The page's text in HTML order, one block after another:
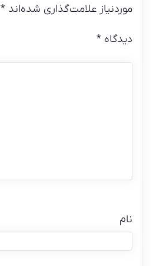
موردنیاز علامت‌گذاری شده‌اند*
دیدگاه*
نام